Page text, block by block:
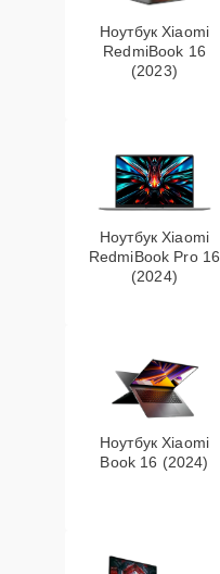
Ноутбук Xiaomi
RedmiBook 16
(2023)
Ноутбук Xiaomi
RedmiBook Pro 16
(2024)
Ноутбук Xiaomi
Book 16 (2024)